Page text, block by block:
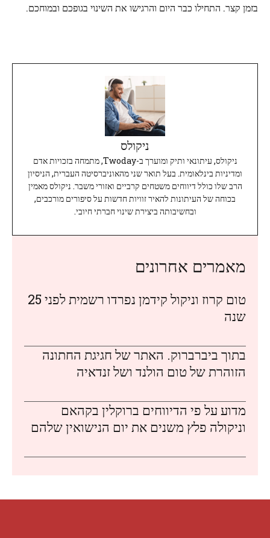
בזמן קצר. התחילו כבר היום והרגישו את השינוי בגופכם ובמוחכם.
ניקולס
ניקולס, עיתונאי ותיק ומוערך ב-Twoday, מתמחה בזכויות אדם
ומדיניות בינלאומית. בעל תואר שני מהאוניברסיטה העברית, הניסיון
הרב שלו כולל דיווחים משטחים קרביים ואזורי משבר. ניקולס מאמין
בכוחה של העיתונות להאיר זוויות חדשות על סיפורים מורכבים,
ובחשיבותה ביצירת שינוי חברתי חיובי.
מאמרים אחרונים
טום קרוז וניקול קידמן נפרדו רשמית לפני 25
שנה
בתוך ביברברוק. האתר של חגיגת החתונה
הזוהרת של טום הולנד ושל זנדאיה
מדוע על פי הדיווחים ברוקלין בקהאם
וניקולה פלץ משנים את יום הנישואין שלהם